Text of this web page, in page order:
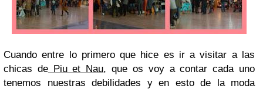
Cuando entre lo primero que hice es ir a visitar a las
chicas dePiu et Nau, que os voy a contar cada uno
tenemos nuestras debilidades y en esto de la moda